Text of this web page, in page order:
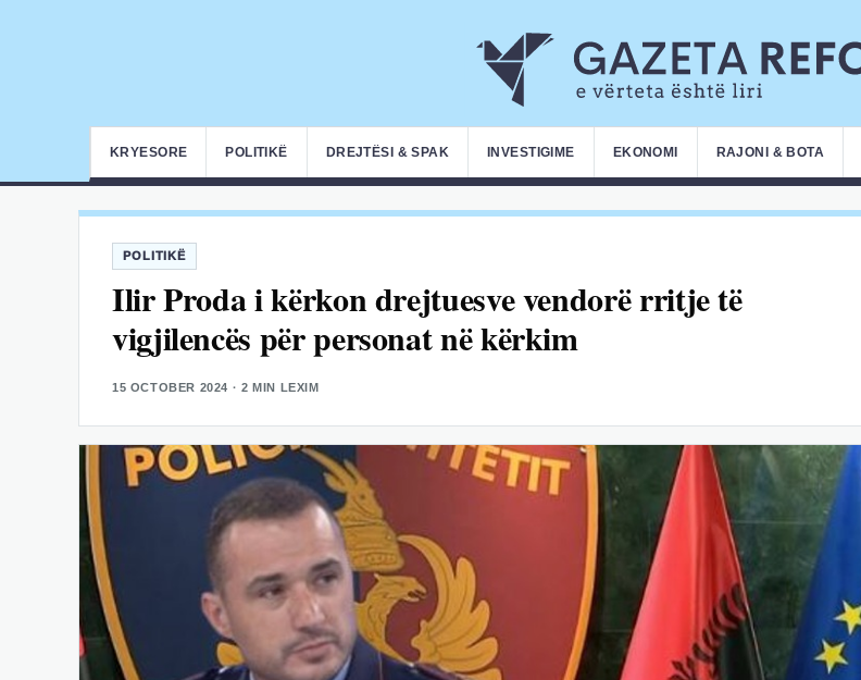
KRYESORE POLITIKË DREJTËSI & SPAK INVESTIGIME EKONOMI RAJONI & BOTA
POLITIKË
Ilir Proda i kërkon drejtuesve vendorë rritje të
vigjilencës për personat në kërkim
15 OCTOBER 2024 · 2 MIN LEXIM